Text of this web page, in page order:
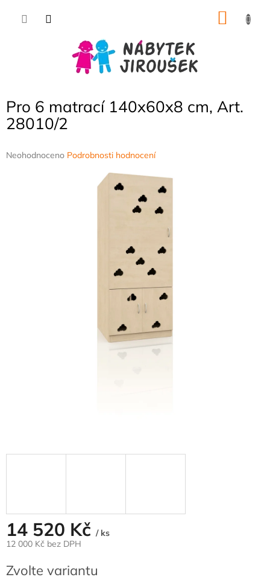
Pro 6 matrací 140x60x8 cm, Art.
28010/2
Průměrné
Neohodnoceno Podrobnosti hodnocení
14 520 Kč / ks
12 000 Kč bez DPH
cena:
Zvolte variantu